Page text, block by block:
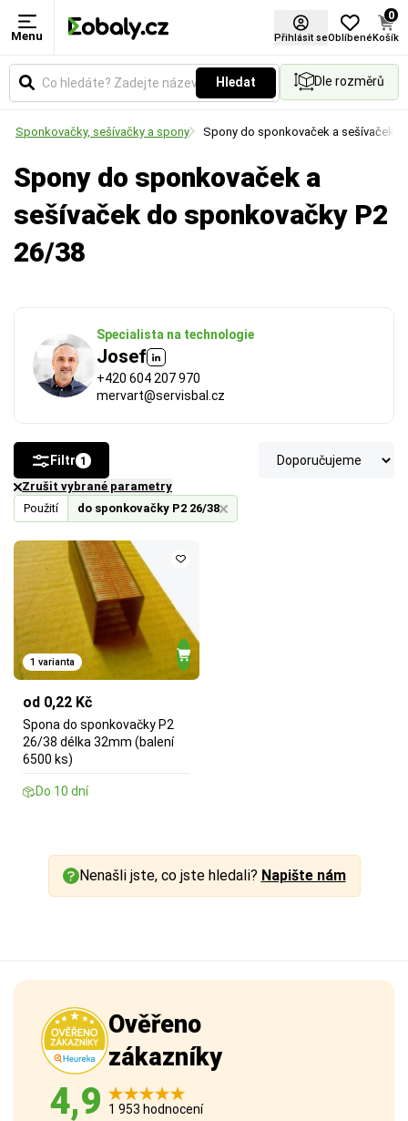
Menu Přihlásit seOblíbené
0
Košík
Hledat Dle rozměrů
Sponkovačky, sešívačky a spony Spony do sponkovaček a sešívaček
Spony do sponkovaček a
sešívaček do sponkovačky P2
26/38
Specialista na technologie
Josef
+420 604 207 970
mervart@servisbal.cz
Použití do sponkovačky P2 26/38
Zrušit vybrané parametry
Filtr 1
1 varianta
od 0,22 Kč
Spona do sponkovačky P2
26/38 délka 32mm (balení
6500 ks)
Do 10 dní
Nenašli jste, co jste hledali? Napište nám
Ověřeno
zákazníky
4,9 1 953 hodnocení
Použití
Určuje způsob aplikace fólie. Vyberte si variantu